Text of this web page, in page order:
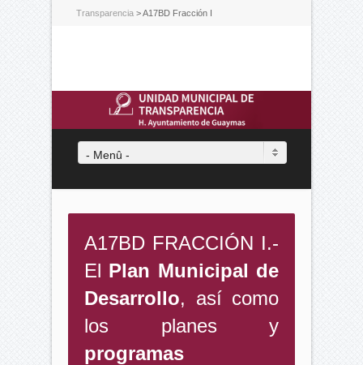
Transparencia >A17BD Fracción I
- Menû -
A17BD FRACCIÓN I.-
El Plan Municipal de
Desarrollo, así como
los planes y
programas